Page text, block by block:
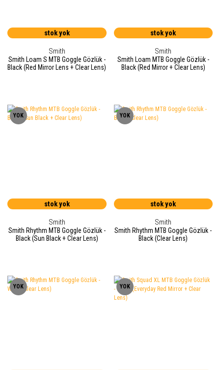
stok yok
Smith
Smith Loam S MTB Goggle Gözlük -
Black (Red Mirror Lens + Clear Lens)
stok yok
Smith
Smith Loam MTB Goggle Gözlük -
Black (Red Mirror + Clear Lens)
YOK
stok yok
Smith
Smith Rhythm MTB Goggle Gözlük -
Black (Sun Black + Clear Lens)
YOK
stok yok
Smith
Smith Rhythm MTB Goggle Gözlük -
Black (Clear Lens)
YOK YOK